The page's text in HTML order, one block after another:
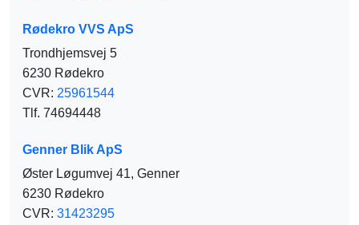
Rødekro VVS ApS
Trondhjemsvej 5
6230 Rødekro
CVR: 25961544
Tlf. 74694448
Genner Blik ApS
Øster Løgumvej 41, Genner
6230 Rødekro
CVR: 31423295